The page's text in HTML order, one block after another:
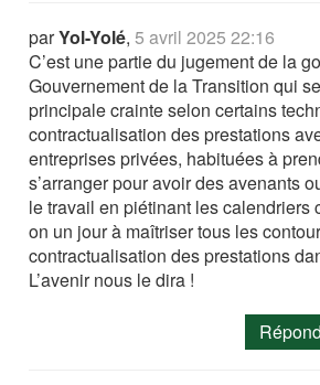
parYol-Yolé,5 avril 2025 22:16
C’est une partie du jugement de la
Gouvernement de la Transition qui
principale crainte selon certains
contractualisation des prestations
entreprises privées, habituées à
s’arranger pour avoir des avenants
le travail en piétinant les calendriers
on un jour à maîtriser tous les
contractualisation des prestations
L’avenir nous le dira !